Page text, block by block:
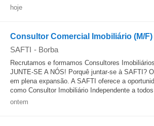
hoje
Consultor Comercial Imobiliário (M/F)
SAFTI - Borba
Recrutamos e formamos Consultores
JUNTE-SE A NÓS! Porquê juntar-se à SAFTI?
em plena expansão. A SAFTI oferece a
como Consultor Imobiliário Independente a
ontem